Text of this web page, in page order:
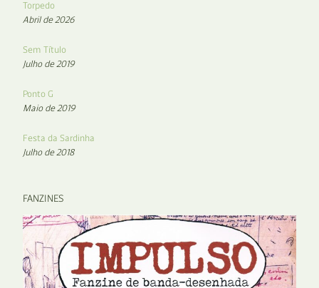
Torpedo
Abril de 2026
Sem Título
Julho de 2019
Ponto G
Maio de 2019
Festa da Sardinha
Julho de 2018
FANZINES